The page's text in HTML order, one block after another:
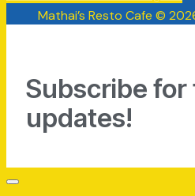
Mathai’s Resto Cafe ©
Subscribe for
updates!